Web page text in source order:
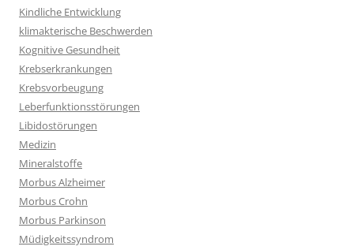
Kindliche Entwicklung
klimakterische Beschwerden
Kognitive Gesundheit
Krebserkrankungen
Krebsvorbeugung
Leberfunktionsstörungen
Libidostörungen
Medizin
Mineralstoffe
Morbus Alzheimer
Morbus Crohn
Morbus Parkinson
Müdigkeitssyndrom